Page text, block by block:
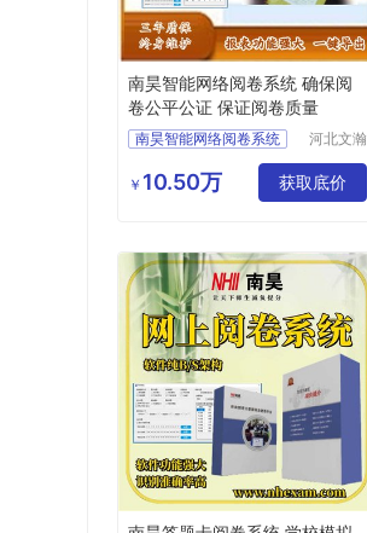
南昊智能网络阅卷系统 确保阅
卷公平公证 保证阅卷质量
南昊智能网络阅卷系统
计算机阅卷
河北文瀚
技发展有
限公司
￥ 10.50万 获取底价